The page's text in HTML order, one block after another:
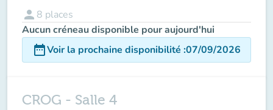
person 8 places
Aucun créneau disponible pour aujourd'hui
date_rangeVoir la prochaine disponibilité :07/09/2026
CROG - Salle 4